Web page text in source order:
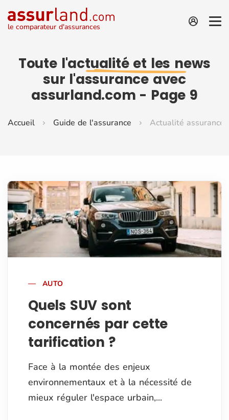
le comparateur d'assurances
Toute l'actualité et les news
sur l'assurance avec
assurland.com - Page 9
Accueil Guide de l'assurance Actualité assurance
AUTO
Quels SUV sont
concernés par cette
tarification ?
Face à la montée des enjeux
environnementaux et à la nécessité de
mieux réguler l'espace urbain,...